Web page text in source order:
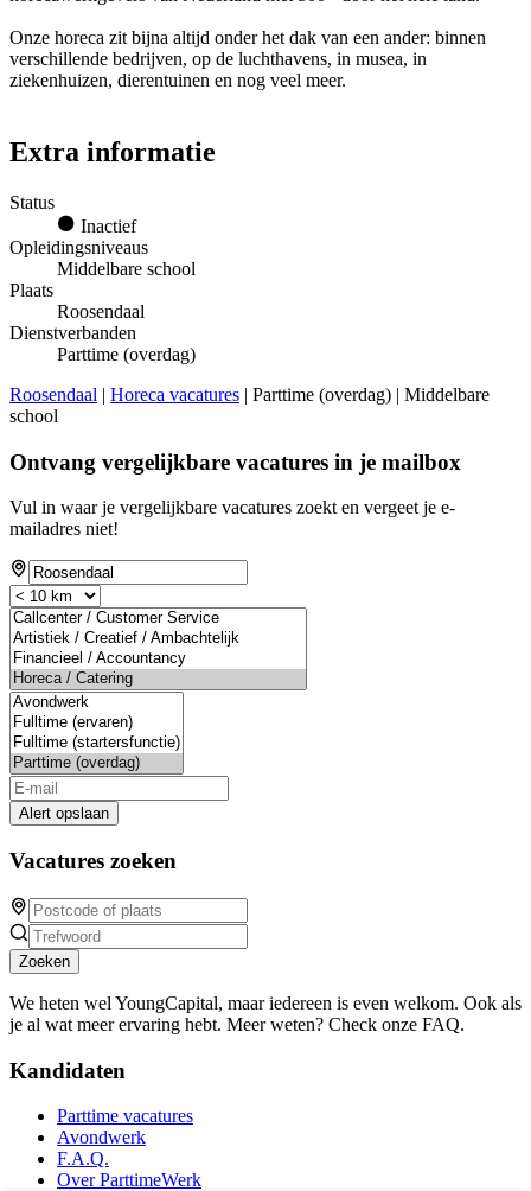
Onze horeca zit bijna altijd onder het dak van een ander: binnen
verschillende bedrijven, op de luchthavens, in musea, in
ziekenhuizen, dierentuinen en nog veel meer.
Extra informatie
Status
Inactief
Opleidingsniveaus
Middelbare school
Plaats
Roosendaal
Dienstverbanden
Parttime (overdag)
Roosendaal | Horeca vacatures | Parttime (overdag) | Middelbare
school
Ontvang vergelijkbare vacatures in je mailbox
Vul in waar je vergelijkbare vacatures zoekt en vergeet je e-
mailadres niet!
Alert opslaan
Vacatures zoeken
Zoeken
We heten wel YoungCapital, maar iedereen is even welkom. Ook als
je al wat meer ervaring hebt. Meer weten? Check onze FAQ.
Kandidaten
Parttime vacatures
Avondwerk
F.A.Q.
Over ParttimeWerk